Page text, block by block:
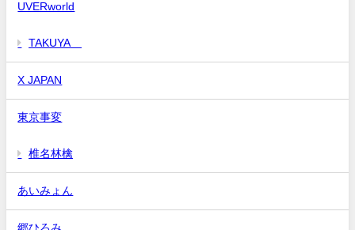
UVERworld
TAKUYA∞
X JAPAN
東京事変
椎名林檎
あいみょん